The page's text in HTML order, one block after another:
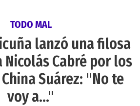
TODO MAL
lanzó una filosa
Cabré por los
Suárez: "No te
voy a..."